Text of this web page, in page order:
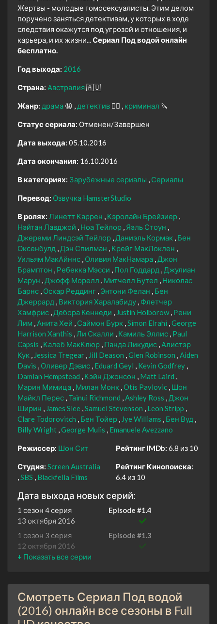
Жертвы - молодые гомосексуалисты. Этим делом
поручено заняться детективам, у которых в ходе
следствия окажутся под угрозой и отношения, и
карьера, и их жизни...Сериал Под водой онлайн
бесплатно.
Год выхода: 2016
Страна: Австралия🇦🇺
Жанр: драма 😫 детектив 🕵️‍♂️ криминал 🔪
Статус сериала: Отменен/Завершен
Дата выхода: 05.10.2016
Дата окончания: 16.10.2016
В категориях: Зарубежные сериалы Сериалы
Перевод: Озвучка HamsterStudio
В ролях: Линетт Каррен
Кэролайн Брейзиер
Нэйтан Лавджой
Ноа Тейлор Яэль Стоун
Джереми Линдсэй Тейлор Даниэль Кормак Бен
Оксенбулд
Дэн Спилман
Крейг МакЛоклен
Уильям МакАйннс Оливия МакНамара Джон
Брамптон
Ребекка Мэсси Пол Годдард
Джулиан
Марун
Джофф Морелл Митчелл Бутел
Николас
Барнс Оскар Реддинг Энтони Фелан
Бен
Джеррард
Виктория Харалабиду Флетчер
Хамфрис Дебора Кеннеди Justin Holborow Рени
Лим
Анита Хей Саймон Бурк Simon Elrahi George
Harrison Xanthis
Ли Скалли Камиль Эллис Paul
Capsis
Калеб МакКлюр Панда Ликудис Алистэр
Кук
Jessica Tregear Jill Deason Glen Robinson Aiden
Davis
Оливер Дэвис Eduard Geyl
Kevin Godfrey
Damian Hempstead
Кэйн Джонсон
Matt Laird
Марин Мимица Милан Монк Otis Pavlovic Шон
Майкл Перес Tainui Richmond Ashley Ross
Джон
Ширин
James Slee Samuel Stevenson
Leon Stripp
Clare Todorovitch
Бен Тойер Jye Williams
Бен Вуд
Billy Wright George Mulis Emanuele Avezzano
Режиссер: Шон Сит
Студия: Screen Australia
SBS
Blackfella Films
Рейтинг IMDb: 6.8 из 10
Рейтинг Кинопоиска:
6.4 из 10
Дата выхода новых серий:
1 сезон 4 серия
Episode #1.4
13 октября 2016
1 сезон 3 серия
Episode #1.3
12 октября 2016
1 сезон 2 серия
1 сезон 1 серия
Episode #1.1
5 октября 2016
1 сезон 0 серия
Deep Water - The Real
Смотреть Сериал Под водой
(2016) онлайн все сезоны в Full